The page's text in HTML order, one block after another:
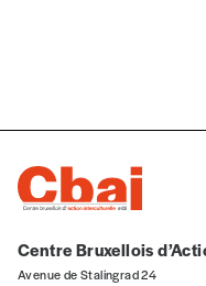
Quantité
Centre Bruxellois
Avenue de Stalingrad 24